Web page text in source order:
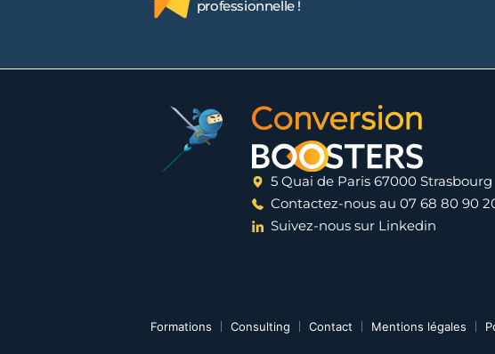
professionnelle !
5 Quai de Paris 67000 Strasbourg
Contactez-nous au 07 68 80 90
Suivez-nous sur Linkedin
Formations Consulting Contact Mentions légales